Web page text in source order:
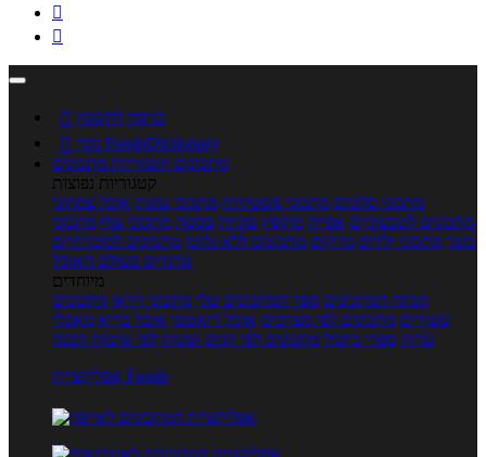


 כניסה לחשבון

מנוי FoodsDictionary
מתכונים קטגוריות מתכונים
קטגוריות נפוצות
מתכוני סלטים מתכוני פשטידות מתכוני עוגות אוכל צמחוני
מתכונים לטבעוניים אפייה מוקפץ עוגיות פסטה מתכוני עוף מתכוני
בשר מתכוני ילדים מרקים מתכונים ללא גלוטן מתכונים לסוכרתיים
טרנדים בעולם האוכל
מיוחדים
מנתח המתכונים ספר המתכונים שלי מתכוני וידאו מתכונים
עשירים מתכונים לפי מצרכים אוכל דיאטטי אוכל בריא מאכלי
עדות ספרי בישול מתכונים לפי חגים ועונות לפי שיטות הכנה
אפליקציית Foods